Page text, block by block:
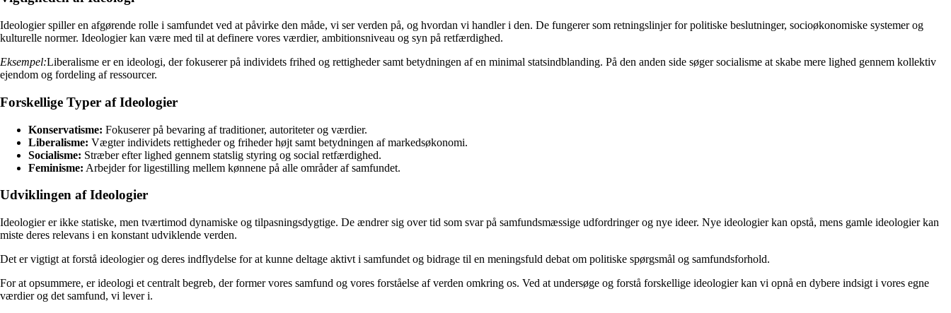
Ideologier spiller en afgørende rolle i samfundet ved at påvirke den måde, vi ser verden på, og hvordan vi handler i den. De fungerer som retningslinjer for politiske beslutninger, socioøkonomiske systemer og
kulturelle normer. Ideologier kan være med til at definere vores værdier, ambitionsniveau og syn på retfærdighed.
Eksempel:Liberalisme er en ideologi, der fokuserer på individets frihed og rettigheder samt betydningen af en minimal statsindblanding. På den anden side søger socialisme at skabe mere lighed gennem kollektiv
ejendom og fordeling af ressourcer.
Forskellige Typer af Ideologier
Konservatisme: Fokuserer på bevaring af traditioner, autoriteter og værdier.
Liberalisme: Vægter individets rettigheder og friheder højt samt betydningen af markedsøkonomi.
Socialisme: Stræber efter lighed gennem statslig styring og social retfærdighed.
Feminisme: Arbejder for ligestilling mellem kønnene på alle områder af samfundet.
Udviklingen af Ideologier
Ideologier er ikke statiske, men tværtimod dynamiske og tilpasningsdygtige. De ændrer sig over tid som svar på samfundsmæssige udfordringer og nye ideer. Nye ideologier kan opstå, mens gamle ideologier kan
miste deres relevans i en konstant udviklende verden.
Det er vigtigt at forstå ideologier og deres indflydelse for at kunne deltage aktivt i samfundet og bidrage til en meningsfuld debat om politiske spørgsmål og samfundsforhold.
For at opsummere, er ideologi et centralt begreb, der former vores samfund og vores forståelse af verden omkring os. Ved at undersøge og forstå forskellige ideologier kan vi opnå en dybere indsigt i vores egne
værdier og det samfund, vi lever i.